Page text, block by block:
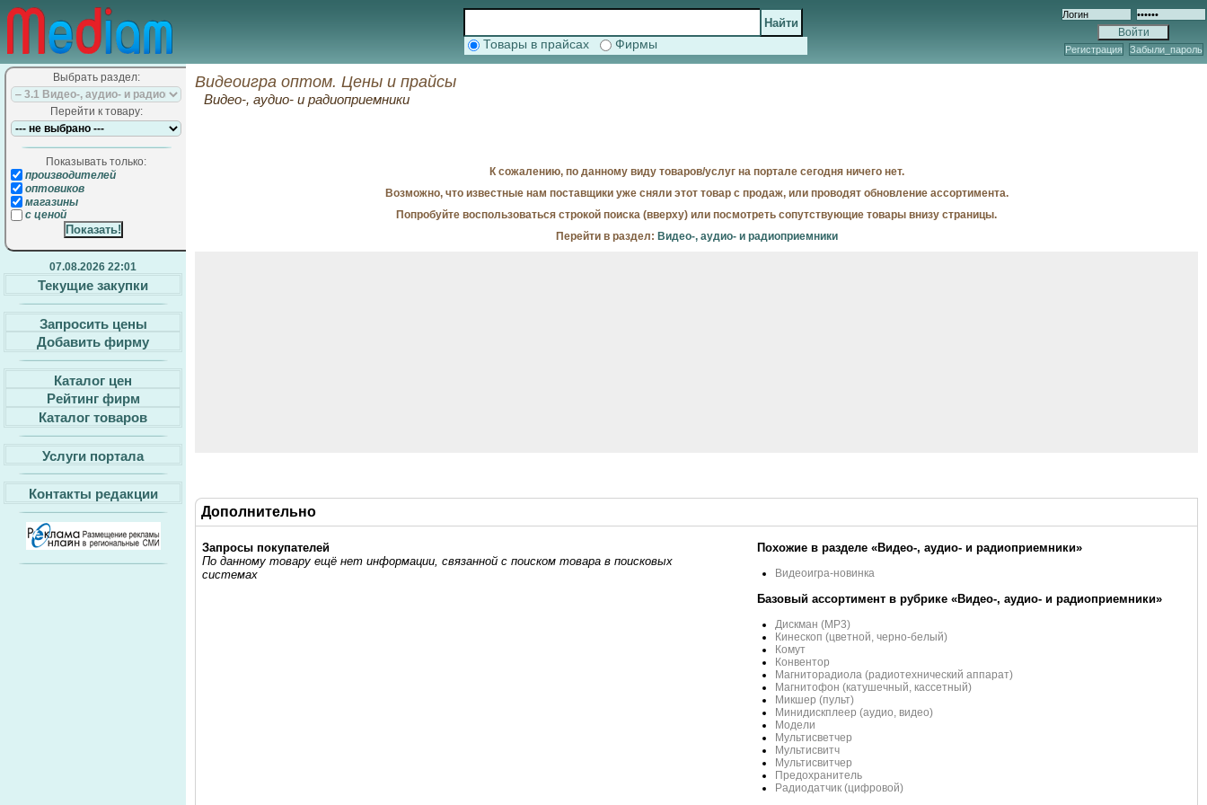
Товары в прайсах Фирмы Регистрация Забыли_пароль
Выбрать раздел:
Перейти к товару:
Показывать только:
производителей
оптовиков
магазины
с ценой
07.08.2026 22:01
Текущие закупки
Запросить цены
Добавить фирму
Каталог цен
Рейтинг фирм
Каталог товаров
Услуги портала
Контакты редакции
Видеоигра оптом. Цены и прайсы
Видео-, аудио- и радиоприемники
К сожалению, по данному виду товаров/услуг на портале сегодня ничего нет.
Возможно, что известные нам поставщики уже сняли этот товар с продаж, или проводят обновление ассортимента.
Попробуйте воспользоваться строкой поиска (вверху) или посмотреть сопутствующие товары внизу страницы.
Перейти в раздел: Видео-, аудио- и радиоприемники
Дополнительно
Запросы покупателей
По данному товару ещё нет информации, связанной с поиском товара в поисковых
системах
Похожие в разделе «Видео-, аудио- и радиоприемники»
Видеоигра-новинка
Базовый ассортимент в рубрике «Видео-, аудио- и радиоприемники»
Дискман (MP3)
Кинескоп (цветной, черно-белый)
Комут
Конвентор
Магниторадиола (радиотехнический аппарат)
Магнитофон (катушечный, кассетный)
Микшер (пульт)
Минидискплеер (аудио, видео)
Модели
Мультисветчер
Мультисвитч
Мультисвитчер
Предохранитель
Радиодатчик (цифровой)